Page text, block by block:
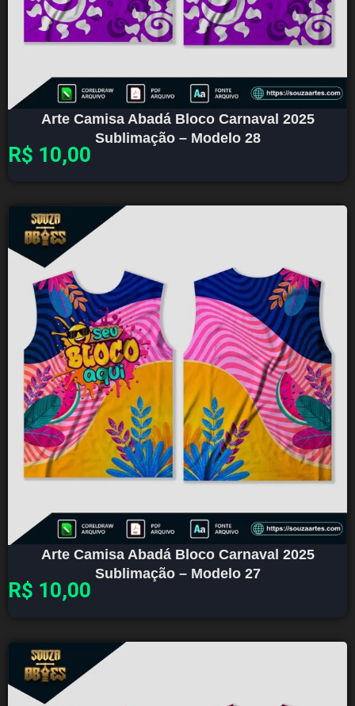
Arte Camisa Abadá Bloco Carnaval 2025
Sublimação – Modelo 28
R$ 10,00
Arte Camisa Abadá Bloco Carnaval 2025
Sublimação – Modelo 27
R$ 10,00